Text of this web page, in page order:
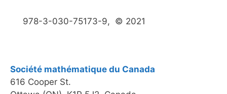
978-3-030-75173-9, © 2021
Société mathématique du Canada
616 Cooper St.